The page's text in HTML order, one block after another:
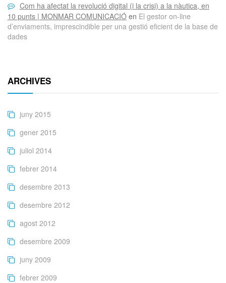
Com ha afectat la revolució digital (i la crisi) a la nàutica, en
10 punts | MONMAR COMUNICACIÓ en El gestor on-line
d’enviaments, imprescindible per una gestió eficient de la base de
dades
ARCHIVES
juny 2015
gener 2015
juliol 2014
febrer 2014
desembre 2013
desembre 2012
agost 2012
desembre 2009
juny 2009
febrer 2009